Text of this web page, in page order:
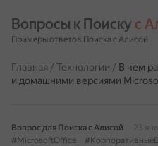
Вопросы к Поиску с
Примеры ответов Поиска с Алисой
Главная / Технологии / В чем
и домашними версиями
Вопрос для Поиска с Алисой
23
#MicrosoftOffice